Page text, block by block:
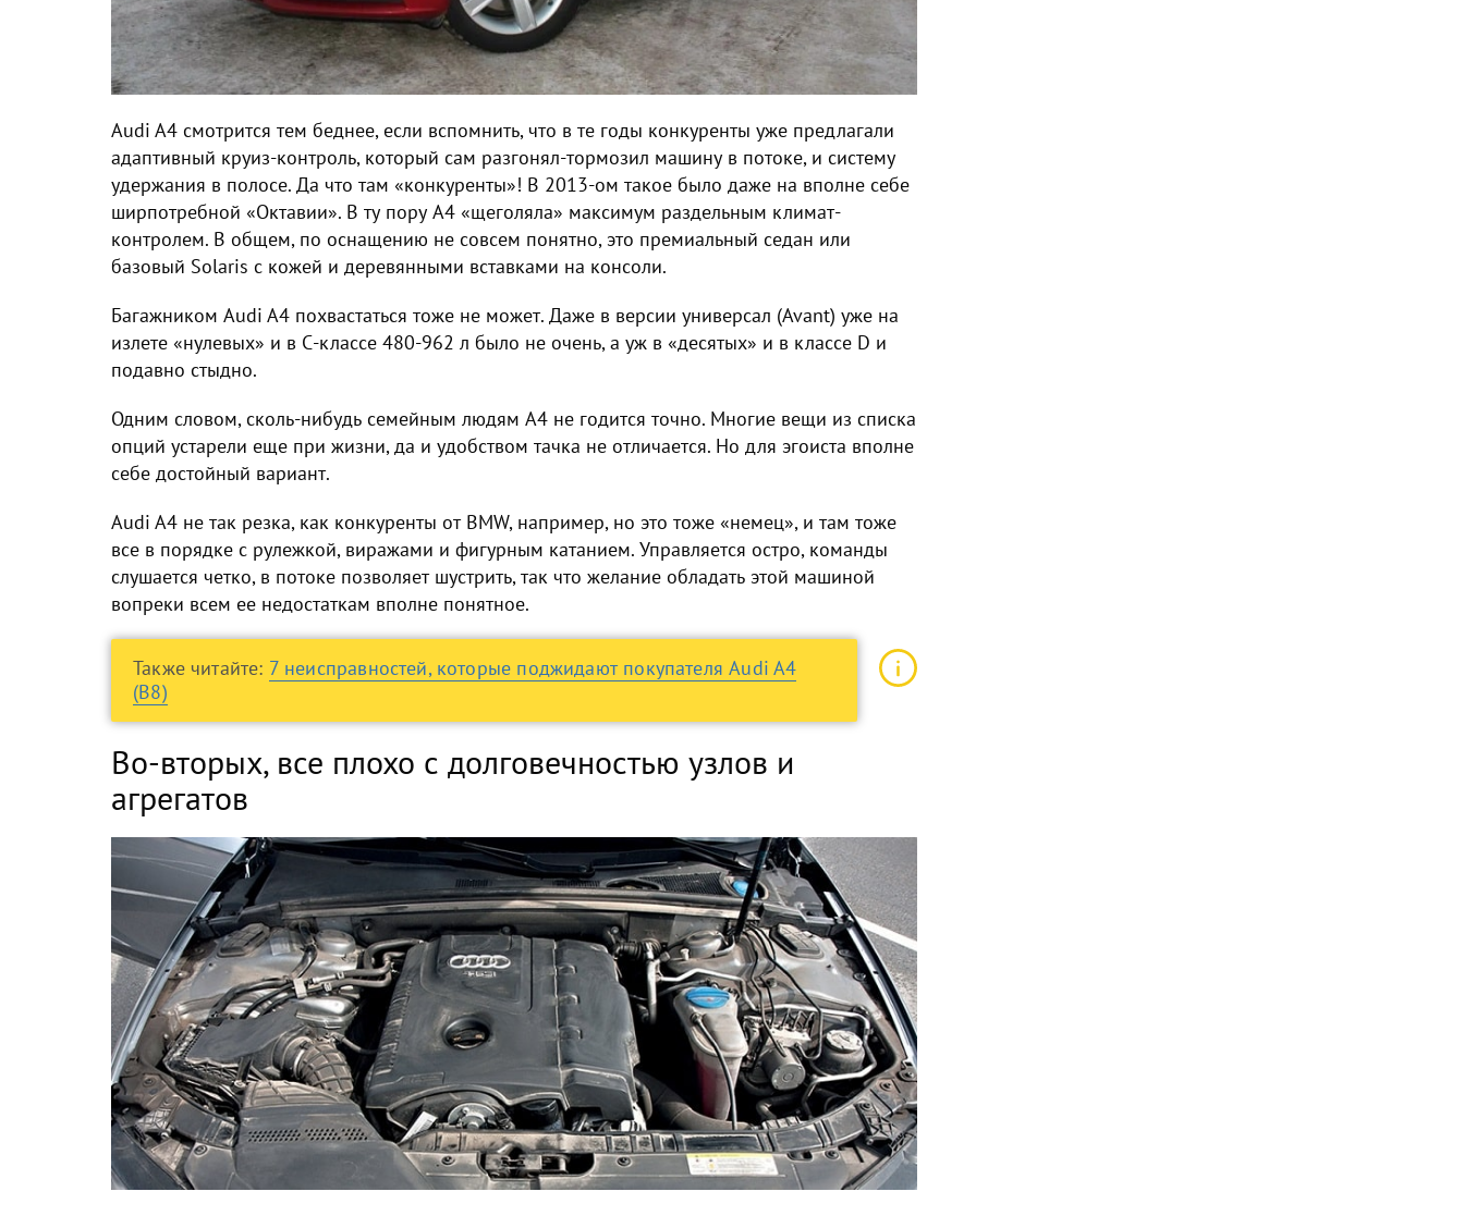
Audi A4 смотрится тем беднее, если вспомнить, что в те годы конкуренты уже предлагали
адаптивный круиз-контроль, который сам разгонял-тормозил машину в потоке, и систему
удержания в полосе. Да что там «конкуренты»! В 2013-ом такое было даже на вполне себе
ширпотребной «Октавии». В ту пору А4 «щеголяла» максимум раздельным климат-
контролем. В общем, по оснащению не совсем понятно, это премиальный седан или
базовый Solaris с кожей и деревянными вставками на консоли.
Багажником Audi A4 похвастаться тоже не может. Даже в версии универсал (Avant) уже на
излете «нулевых» и в С-классе 480-962 л было не очень, а уж в «десятых» и в классе D и
подавно стыдно.
Одним словом, сколь-нибудь семейным людям A4 не годится точно. Многие вещи из списка
опций устарели еще при жизни, да и удобством тачка не отличается. Но для эгоиста вполне
себе достойный вариант.
Audi A4 не так резка, как конкуренты от BMW, например, но это тоже «немец», и там тоже
все в порядке с рулежкой, виражами и фигурным катанием. Управляется остро, команды
слушается четко, в потоке позволяет шустрить, так что желание обладать этой машиной
вопреки всем ее недостаткам вполне понятное.
Также читайте: 7 неисправностей, которые поджидают покупателя Audi A4
(В8)
Во-вторых, все плохо с долговечностью узлов и
агрегатов